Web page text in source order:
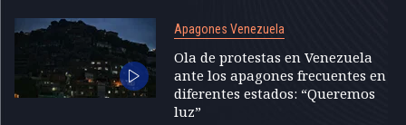
Apagones Venezuela
Ola de protestas en Venezuela
ante los apagones frecuentes en
diferentes estados: “Queremos
luz”